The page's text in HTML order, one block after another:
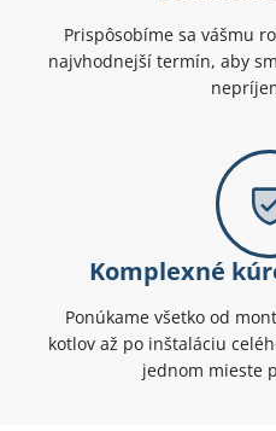
Prispôsobíme sa vášmu
najvhodnejší termín, aby
Komplexné
Ponúkame všetko od
kotlov až po inštaláciu
jednom mieste